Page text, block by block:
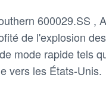
600029.SS ,
de l'explosion
mode rapide tels
vers les États-Unis.